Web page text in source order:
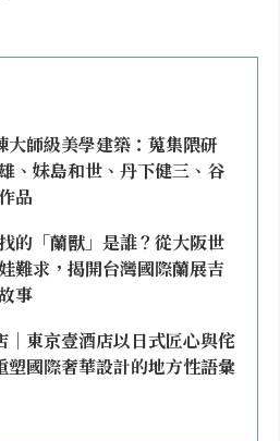
大師級美學建築：蒐集隈研
、妹島和世、丹下健三、谷
品
的「蘭獸」是誰？從大阪世
難求，揭開台灣國際蘭展吉
事
｜東京壹酒店以日式匠心與侘
塑國際奢華設計的地方性語彙